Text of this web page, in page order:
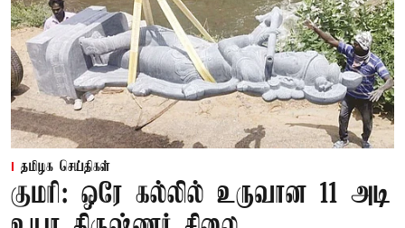
தமிழக செய்திகள்
குமரி: ஒரே கல்லில் உருவான 11 அடி